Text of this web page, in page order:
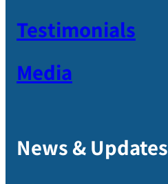
Testimonials
Media
News & Updates